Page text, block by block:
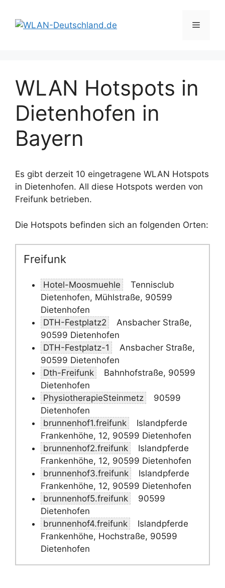
Inhalt
springen
Menü
WLAN Hotspots in
Dietenhofen in
Bayern
Es gibt derzeit 10 eingetragene WLAN Hotspots
in Dietenhofen. All diese Hotspots werden von
Freifunk betrieben.
Die Hotspots befinden sich an folgenden Orten:
Freifunk
Hotel-Moosmuehle
Tennisclub
Dietenhofen, Mühlstraße, 90599
Dietenhofen
DTH-Festplatz2
Ansbacher Straße,
90599 Dietenhofen
DTH-Festplatz-1
Ansbacher Straße,
90599 Dietenhofen
Dth-Freifunk
Bahnhofstraße, 90599
Dietenhofen
PhysiotherapieSteinmetz
90599
Dietenhofen
brunnenhof1.freifunk
Islandpferde
Frankenhöhe, 12, 90599 Dietenhofen
brunnenhof2.freifunk
Islandpferde
Frankenhöhe, 12, 90599 Dietenhofen
brunnenhof3.freifunk
Islandpferde
Frankenhöhe, 12, 90599 Dietenhofen
brunnenhof5.freifunk
90599
Dietenhofen
brunnenhof4.freifunk
Islandpferde
Frankenhöhe, Hochstraße, 90599
Dietenhofen